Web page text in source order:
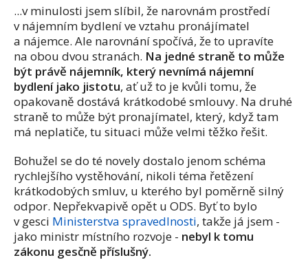
...v minulosti jsem slíbil, že narovnám prostředí
v nájemním bydlení ve vztahu pronájímatel
a nájemce. Ale narovnání spočívá, že to upravíte
na obou dvou stranách. Na jedné straně to může
být právě nájemník, který nevnímá nájemní
bydlení jako jistotu, ať už to je kvůli tomu, že
opakovaně dostává krátkodobé smlouvy. Na druhé
straně to může být pronajímatel, který, když tam
má neplatiče, tu situaci může velmi těžko řešit.
Bohužel se do té novely dostalo jenom schéma
rychlejšího vystěhování, nikoli téma řetězení
krátkodobých smluv, u kterého byl poměrně silný
odpor. Nepřekvapivě opět u ODS. Byť to bylo
v gesci Ministerstva spravedlnosti, takže já jsem -
jako ministr místního rozvoje - nebyl k tomu
zákonu gesčně příslušný.